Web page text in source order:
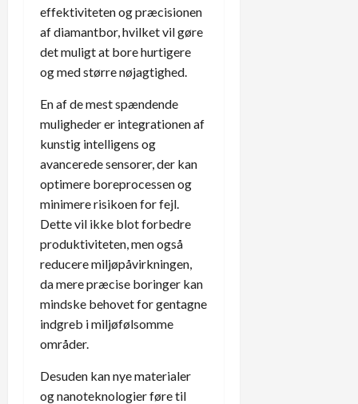
effektiviteten og præcisionen
af diamantbor, hvilket vil gøre
det muligt at bore hurtigere
og med større nøjagtighed.
En af de mest spændende
muligheder er integrationen af
kunstig intelligens og
avancerede sensorer, der kan
optimere boreprocessen og
minimere risikoen for fejl.
Dette vil ikke blot forbedre
produktiviteten, men også
reducere miljøpåvirkningen,
da mere præcise boringer kan
mindske behovet for gentagne
indgreb i miljøfølsomme
områder.
Desuden kan nye materialer
og nanoteknologier føre til